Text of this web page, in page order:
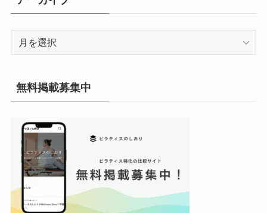
ー
イ
ブ
無料掲載募集中